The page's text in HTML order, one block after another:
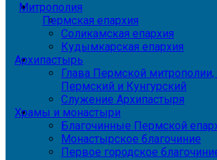
Митрополия
Пермская епархия
Соликамская епархия
Кудымкарская епархия
Архипастырь
Глава Пермской
Пермский и Кунгурский
Служение Архипастыря
Храмы и монастыри
Благочинные Пермской
Монастырское благочиние
Первое городское